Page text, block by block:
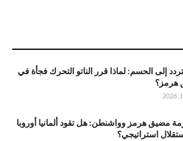
إلى الحسم: لماذا قرر الناتو التحرك فجأة في
هرمز؟
مضيق هرمز وواشنطن: هل تقود ألمانيا أوروبا
استراتيجي؟